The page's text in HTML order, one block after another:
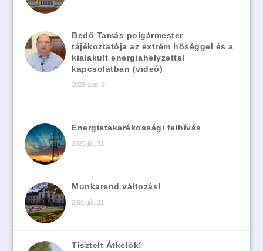
Bedő Tamás polgármester
tájékoztatója az extrém hőséggel és a
kialakult energiahelyzettel
kapcsolatban (videó)
2026 aug. 3
Energiatakarékossági felhívás
2026 júl. 31
Munkarend változás!
2026 júl. 31
Tisztelt Átkelők!